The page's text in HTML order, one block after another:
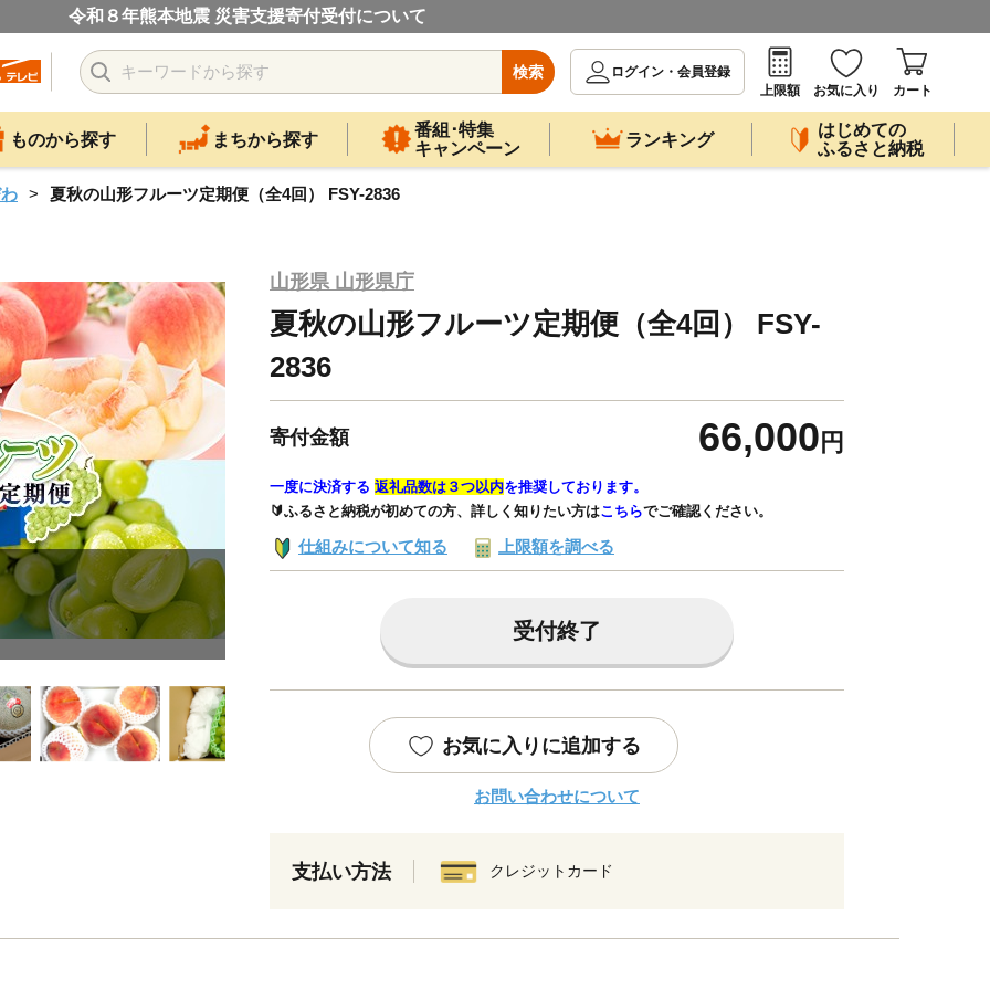
令和８年熊本地震 災害支援寄付受付について
検索
ログイン・会員登録
上限額
お気に入り カート
ものから探す まちから探す
番組･特集
キャンペーン
ランキング
はじめての
ふるさと納税
夏秋の山形フルーツ定期便（全4回） FSY-2836
山形県 山形県庁
夏秋の山形フルーツ定期便（全4回） FSY-
2836
寄付金額 66,000 円
一度に決済する 返礼品数は３つ以内を推奨しております。
🔰ふるさと納税が初めての方、詳しく知りたい方はこちらでご確認ください。
仕組みについて知る 上限額を調べる
受付終了
お気に入りに追加する
お問い合わせについて
支払い方法 クレジットカード